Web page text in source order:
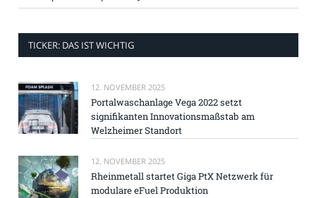
TICKER: DAS IST WICHTIG
12. NOVEMBER 2025
Portalwaschanlage Vega 2022 setzt
signifikanten Innovationsmaßstab am
Welzheimer Standort
12. NOVEMBER 2025
Rheinmetall startet Giga PtX Netzwerk für
modulare eFuel Produktion